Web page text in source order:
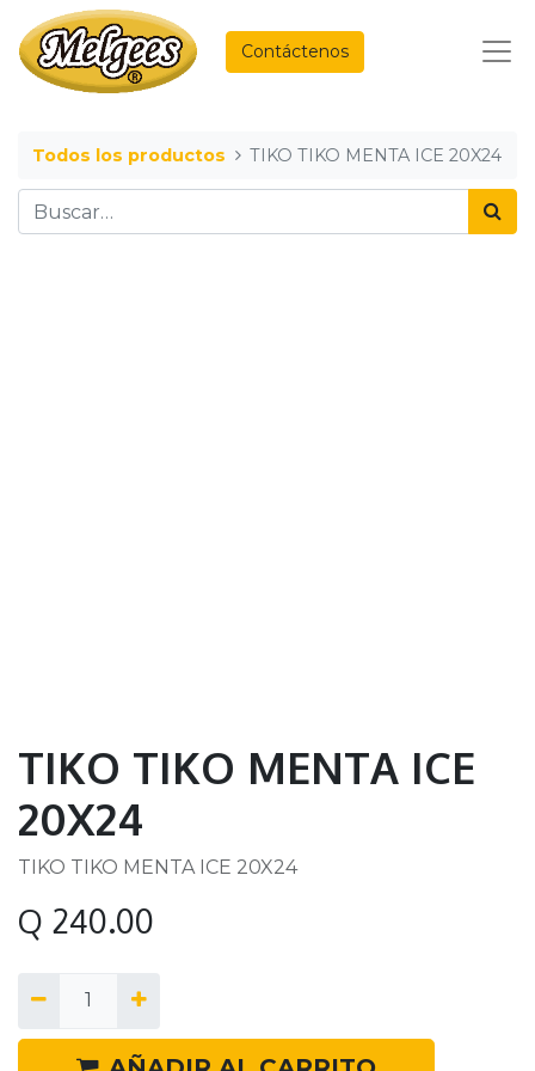
Contáctenos
Todos los productos TIKO TIKO MENTA ICE 20X24
TIKO TIKO MENTA ICE
20X24
TIKO TIKO MENTA ICE 20X24
Q 240.00